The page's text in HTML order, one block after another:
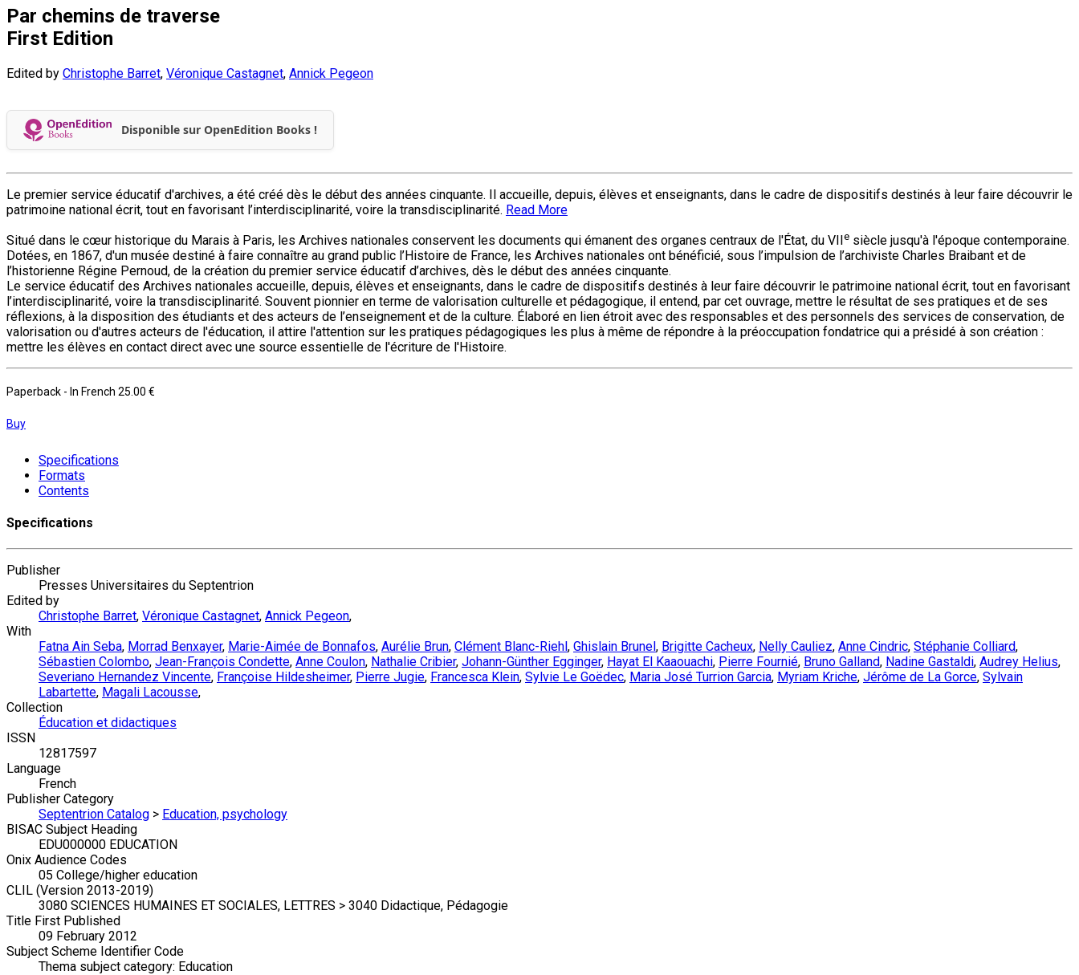
Par chemins de traverse
First Edition
Edited by Christophe Barret, Véronique Castagnet, Annick Pegeon
Disponible sur OpenEdition Books !
Le premier service éducatif d'archives, a été créé dès le début des années cinquante. Il accueille, depuis, élèves et enseignants, dans le cadre de dispositifs destinés à leur faire découvrir le
patrimoine national écrit, tout en favorisant l’interdisciplinarité, voire la transdisciplinarité. Read More
Situé dans le cœur historique du Marais à Paris, les Archives nationales conservent les documents qui émanent des organes centraux de l'État, du VIIe siècle jusqu'à l'époque contemporaine.
Dotées, en 1867, d'un musée destiné à faire connaître au grand public l’Histoire de France, les Archives nationales ont bénéficié, sous l’impulsion de l’archiviste Charles Braibant et de
l’historienne Régine Pernoud, de la création du premier service éducatif d’archives, dès le début des années cinquante.
Le service éducatif des Archives nationales accueille, depuis, élèves et enseignants, dans le cadre de dispositifs destinés à leur faire découvrir le patrimoine national écrit, tout en favorisant
l’interdisciplinarité, voire la transdisciplinarité. Souvent pionnier en terme de valorisation culturelle et pédagogique, il entend, par cet ouvrage, mettre le résultat de ses pratiques et de ses
réflexions, à la disposition des étudiants et des acteurs de l’enseignement et de la culture. Élaboré en lien étroit avec des responsables et des personnels des services de conservation, de
valorisation ou d'autres acteurs de l'éducation, il attire l'attention sur les pratiques pédagogiques les plus à même de répondre à la préoccupation fondatrice qui a présidé à son création :
mettre les élèves en contact direct avec une source essentielle de l'écriture de l'Histoire.
Paperback - In French 25.00 €
Buy
Specifications
Formats
Contents
Specifications
Publisher
Presses Universitaires du Septentrion
Edited by
Christophe Barret, Véronique Castagnet, Annick Pegeon,
With
Fatna Ain Seba, Morrad Benxayer, Marie-Aimée de Bonnafos, Aurélie Brun, Clément Blanc-Riehl, Ghislain Brunel, Brigitte Cacheux, Nelly Cauliez, Anne Cindric, Stéphanie Colliard,
Sébastien Colombo, Jean-François Condette, Anne Coulon, Nathalie Cribier, Johann-Günther Egginger, Hayat El Kaaouachi, Pierre Fournié, Bruno Galland, Nadine Gastaldi, Audrey Helius,
Severiano Hernandez Vincente, Françoise Hildesheimer, Pierre Jugie, Francesca Klein, Sylvie Le Goëdec, Maria José Turrion Garcia, Myriam Kriche, Jérôme de La Gorce, Sylvain
Labartette, Magali Lacousse,
Collection
Éducation et didactiques
ISSN
12817597
Language
French
Publisher Category
Septentrion Catalog > Education, psychology
BISAC Subject Heading
EDU000000 EDUCATION
Onix Audience Codes
05 College/higher education
CLIL (Version 2013-2019)
3080 SCIENCES HUMAINES ET SOCIALES, LETTRES > 3040 Didactique, Pédagogie
Title First Published
09 February 2012
Subject Scheme Identifier Code
Thema subject category: Education